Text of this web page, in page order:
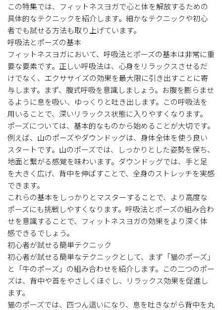
この特集では、フィットネスヨガで心と体を解放するための
具体的なテクニックを紹介します。細かなテクニックや初心
者でも試せる方法も取り上げています。
呼吸法とポーズの基本
フィットネスヨガにおいて、呼吸法とポーズの基本は非常に重
要な要素です。正しい呼吸法は、心身をリラックスさせるだ
けでなく、エクササイズの効果を最大限に引き出すことに寄
与します。まず、腹式呼吸を意識しましょう。お腹を膨らませ
るように息を吸い、ゆっくりと吐き出します。この呼吸法を
用いることで、深いリラックス状態に入りやすくなります。
ポーズについては、基本的なものから始めることが大切です。
例えば、山のポーズやダウンドッグは、身体全体を使う良い
スタートです。山のポーズでは、しっかりとした姿勢を保ち、
地面と繋がる感覚を味わいます。ダウンドッグでは、手と足
を大きく広げ、背中を伸ばすことで、全身のストレッチを実感
できます。
これらの基本をしっかりとマスターすることで、より高度な
ポーズにも挑戦しやすくなります。呼吸法とポーズの組み合わ
せを意識することで、フィットネスヨガの効果をより深く体
感できるでしょう。
初心者が試せる簡単テクニック
初心者が試せる簡単なテクニックとして、まず「猫のポーズ」
と「牛のポーズ」の組み合わせを紹介します。この二つのポー
ズは、背中や首をやさしくほぐし、リラックス効果を促進し
ます。
猫のポーズでは、四つん這いになり、息を吐きながら背中を丸